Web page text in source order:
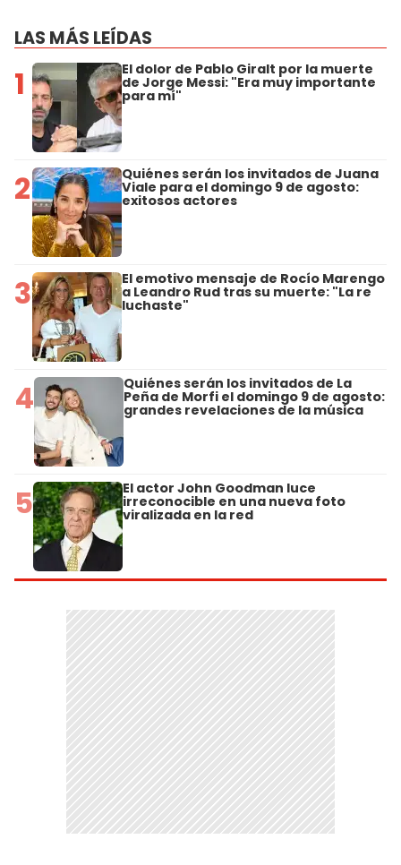
LAS MÁS LEÍDAS
1 El dolor de Pablo Giralt por la muerte
de Jorge Messi: "Era muy importante
para mí"
2 Quiénes serán los invitados de Juana
Viale para el domingo 9 de agosto:
exitosos actores
3 El emotivo mensaje de Rocío Marengo
a Leandro Rud tras su muerte: "La re
luchaste"
4 Quiénes serán los invitados de La
Peña de Morfi el domingo 9 de agosto:
grandes revelaciones de la música
5 El actor John Goodman luce
irreconocible en una nueva foto
viralizada en la red